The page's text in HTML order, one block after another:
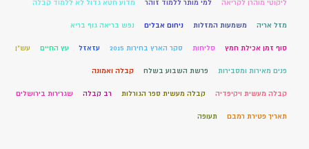
ליקוטי מוהרן לקריאה למי מותר ללמוד זוהר מדוע חטא גדול לא ללמוד קבלה
מזל אריה משמעות המזלות ניחום אבלים נפש בריאה גוף בריא
סוף זמן אכילת חמץ סליחות סקר הארץ בחירות 2015 עזאזל עץ החיים עש"ן
פנים מאירות ומסבירות פרשת השבוע בשלח קבלה ואמונה
קבלה מעשית ויקיפדיה קבלה מעשית ספר הגורלות רב קבלה שגרירות בירושלים
תאריך פטירת רמבם תעופה